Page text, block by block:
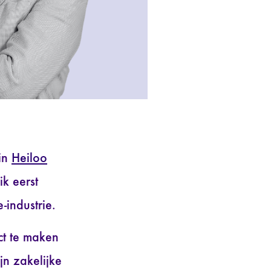
Heiloo
eerst
industrie.
te maken
zakelijke